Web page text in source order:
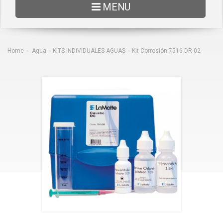
MENU
EDUCACIÓN
OCEANOGRAFÍA
Home > Agua > KITS INDIVIDUALES AGUAS > Kit Corrosión 7516-DR-02